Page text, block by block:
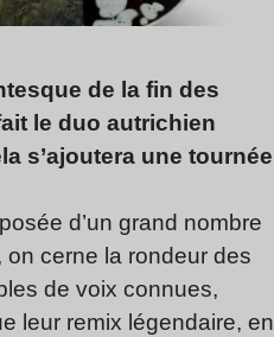
de la fin des
le duo autrichien
s’ajoutera une tournée
d’un grand nombre
on cerne la rondeur des
de voix connues,
leur remix légendaire, en